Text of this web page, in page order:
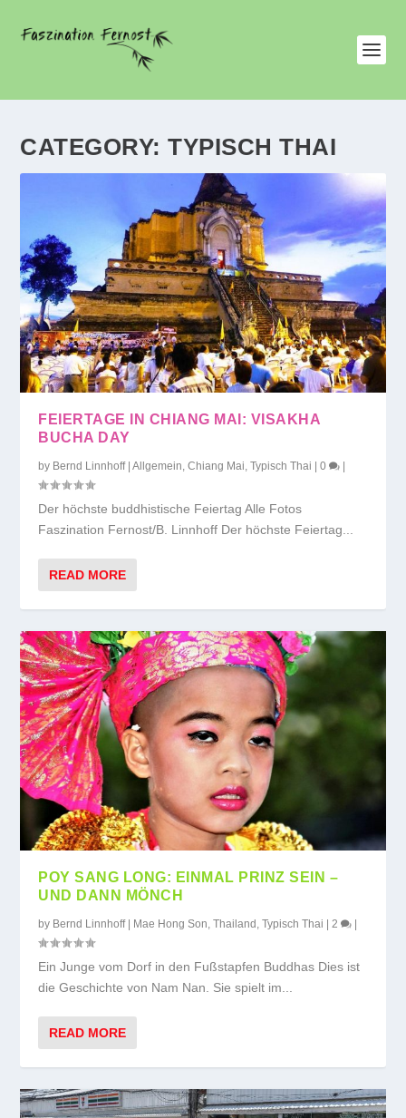
CATEGORY:TYPISCH THAI
FEIERTAGE IN CHIANG MAI: VISAKHA
BUCHA DAY
by Bernd Linnhoff|Allgemein ,Chiang Mai ,Typisch Thai |0 |
Der höchste buddhistische Feiertag Alle Fotos
Faszination Fernost/B. Linnhoff Der höchste Feiertag...
READ MORE
POY SANG LONG: EINMAL PRINZ SEIN –
UND DANN MÖNCH
by Bernd Linnhoff| Mae Hong Son ,Thailand ,Typisch Thai | 2 |
Ein Junge vom Dorf in den Fußstapfen Buddhas Dies ist
die Geschichte von Nam Nan. Sie spielt im...
READ MORE